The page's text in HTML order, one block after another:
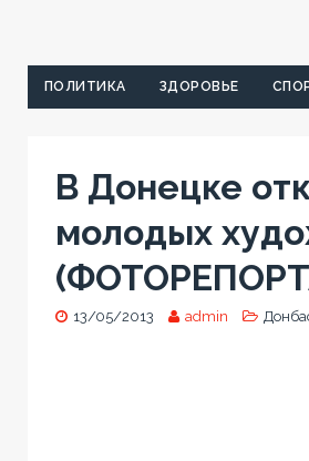
ПОЛИТИКА ЗДОРОВЬЕ
В Донецке
молодых
13/05/2013 admin